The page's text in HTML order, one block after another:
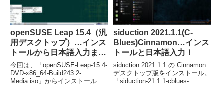
openSUSE Leap 15.4（汎
用デスクトップ）…インス
トールから日本語入力ま
で！
今回は、「openSUSE-Leap-15.4-
DVD-x86_64-Build243.2-
Media.iso」からインストールし
siduction 2021.1.1(C-
Blues)Cinnamon…インス
トールと日本語入力！
siduction 2021.1.1 の Cinnamon
デスクトップ版をインストール。
「siduction-21.1.1-cblues-